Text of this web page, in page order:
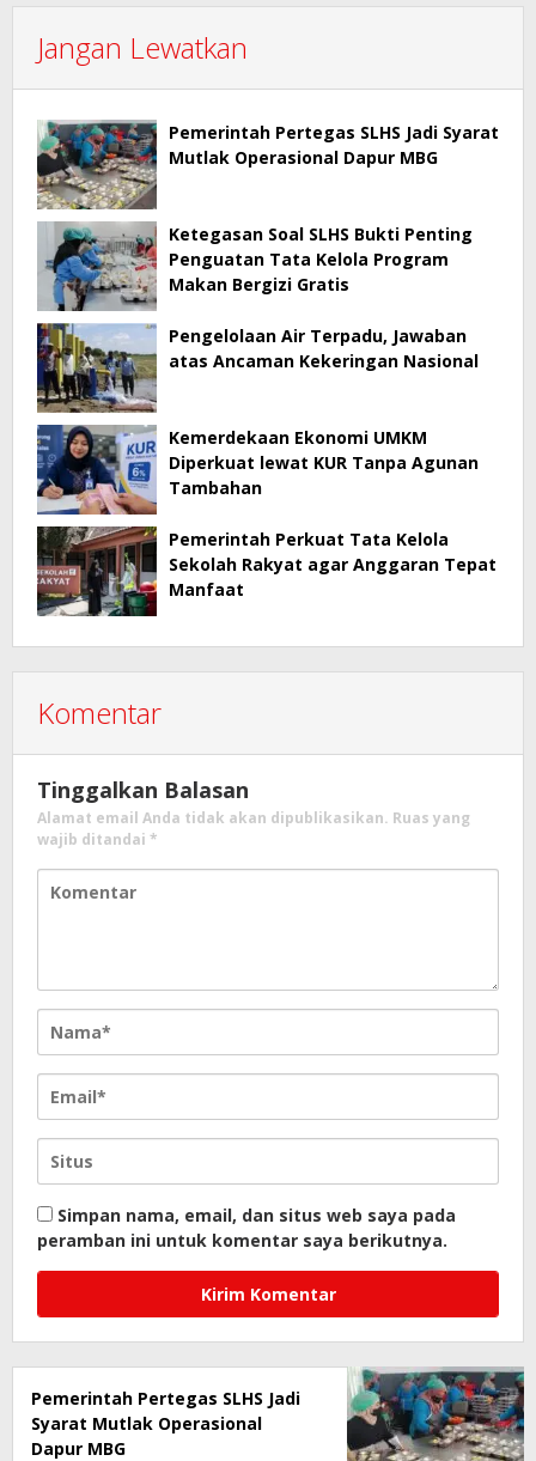
Jangan Lewatkan
Pemerintah Pertegas SLHS Jadi Syarat
Mutlak Operasional Dapur MBG
Ketegasan Soal SLHS Bukti Penting
Penguatan Tata Kelola Program
Makan Bergizi Gratis
Pengelolaan Air Terpadu, Jawaban
atas Ancaman Kekeringan Nasional
Kemerdekaan Ekonomi UMKM
Diperkuat lewat KUR Tanpa Agunan
Tambahan
Pemerintah Perkuat Tata Kelola
Sekolah Rakyat agar Anggaran Tepat
Manfaat
Komentar
Tinggalkan Balasan
Alamat email Anda tidak akan dipublikasikan. Ruas yang
wajib ditandai *
Simpan nama, email, dan situs web saya pada
peramban ini untuk komentar saya berikutnya.
Pemerintah Pertegas SLHS Jadi
Syarat Mutlak Operasional
Dapur MBG